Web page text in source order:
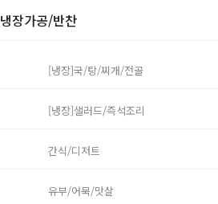
냉장가공/반찬
[냉장]국/탕/찌개/전골
[냉장]샐러드/즉석조리
간식/디저트
유부/어묵/맛살